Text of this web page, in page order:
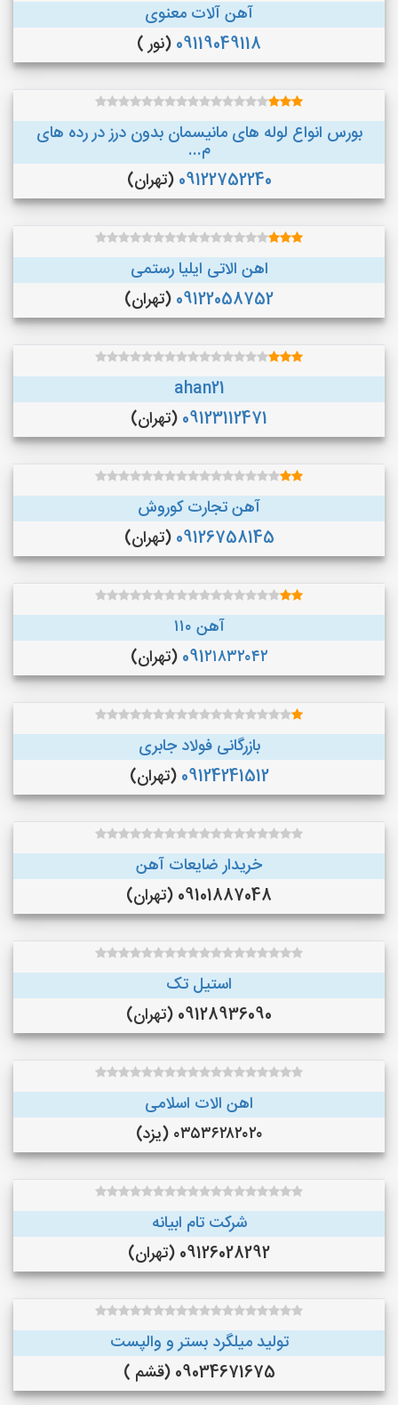
آهن آلات معنوی
09119049118 (نور )
بورس انواع لوله های مانیسمان بدون درز در رده های
م...
09122752240 (تهران)
اهن الاتی ایلیا رستمی
09122058752 (تهران)
ahan21
09123112471 (تهران)
آهن تجارت کوروش
09126758145 (تهران)
آهن ۱۱۰
091۲۱۸۳۲۰۴۲ (تهران)
بازرگانی فولاد جابری
09124241512 (تهران)
خریدار ضایعات آهن
09101887048 (تهران)
استیل تک
09128936090 (تهران)
اهن الات اسلامی
۰۳۵۳۶۲۸۲۰۲۰ (یزد)
شرکت تام ابیانه
09126028292 (تهران)
تولید میلگرد بستر و والپست
09034671675 (قشم )